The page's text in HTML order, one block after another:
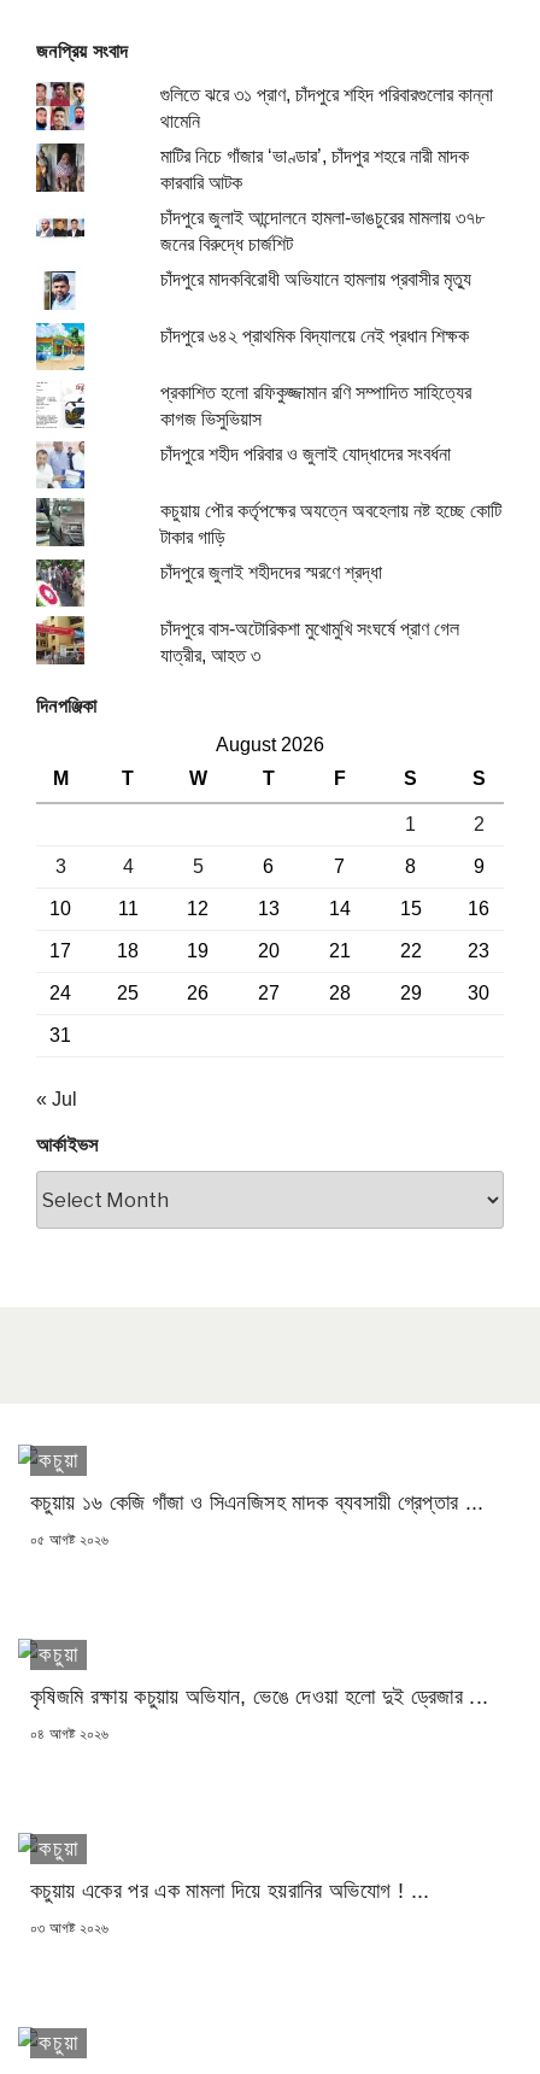
জনপ্রিয় সংবাদ
গুলিতে ঝরে ৩১ প্রাণ, চাঁদপুরে শহিদ পরিবারগুলোর কান্না
থামেনি
মাটির নিচে গাঁজার ‘ভাণ্ডার’, চাঁদপুর শহরে নারী মাদক
কারবারি আটক
চাঁদপুরে জুলাই আন্দোলনে হামলা-ভাঙচুরের মামলায় ৩৭৮
জনের বিরুদ্ধে চার্জশিট
চাঁদপুরে মাদকবিরোধী অভিযানে হামলায় প্রবাসীর মৃত্যু
চাঁদপুরে ৬৪২ প্রাথমিক বিদ্যালয়ে নেই প্রধান শিক্ষক
প্রকাশিত হলো রফিকুজ্জামান রণি সম্পাদিত সাহিত্যের
কাগজ ভিসুভিয়াস
চাঁদপুরে শহীদ পরিবার ও জুলাই যোদ্ধাদের সংবর্ধনা
কচুয়ায় পৌর কর্তৃপক্ষের অযত্নে অবহেলায় নষ্ট হচ্ছে কোটি
টাকার গাড়ি
চাঁদপুরে জুলাই শহীদদের স্মরণে শ্রদ্ধা
চাঁদপুরে বাস-অটোরিকশা মুখোমুখি সংঘর্ষে প্রাণ গেল
যাত্রীর, আহত ৩
দিনপঞ্জিকা
August 2026
M
T W T F S S
1 2
3 4 5 6 7 8 9
10 11 12 13 14 15 16
17 18 19 20 21 22 23
24 25 26 27 28 29 30
31
« Jul
আর্কাইভস
কচুয়া
কচুয়ায় ১৬ কেজি গাঁজা ও সিএনজিসহ মাদক ব্যবসায়ী গ্রেপ্তার ...
POSTED
০৫ আগষ্ট ২০২৬
কচুয়া
কৃষিজমি রক্ষায় কচুয়ায় অভিযান, ভেঙে দেওয়া হলো দুই ড্রেজার ...
POSTED
০৪ আগষ্ট ২০২৬
কচুয়া
কচুয়ায় একের পর এক মামলা দিয়ে হয়রানির অভিযোগ ! ...
POSTED
০৩ আগষ্ট ২০২৬
কচুয়া